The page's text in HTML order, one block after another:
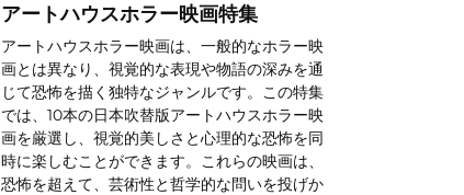
アートハウスホラー映画特集
アートハウスホラー映画は、一般的なホラー映
画とは異なり、視覚的な表現や物語の深みを通
じて恐怖を描く独特なジャンルです。この特集
では、10本の日本吹替版アートハウスホラー映
画を厳選し、視覚的美しさと心理的な恐怖を同
時に楽しむことができます。これらの映画は、
恐怖を超えて、芸術性と哲学的な問いを投げか